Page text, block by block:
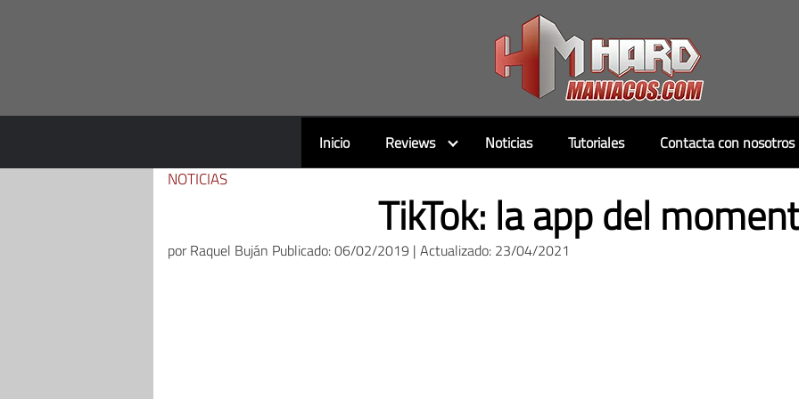
Inicio Reviews Noticias Tutoriales Contacta con nosotros
NOTICIAS
TikTok: la app del
porRaquel Buján Publicado: 06/02/2019 | Actualizado: 23/04/2021